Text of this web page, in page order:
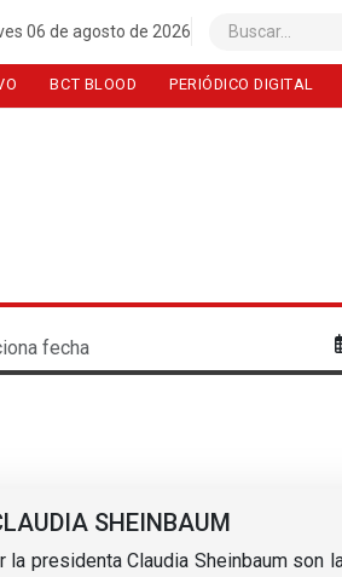
06 de agosto de 2026 Buscar
BCT BLOOD PERIÓDICO DIGITAL
SHEINBAUM
presidenta Claudia Sheinbaum son